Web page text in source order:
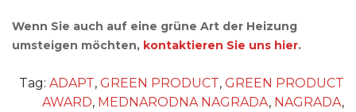
Wenn Sie auch auf eine grüne Art der Heizung
umsteigen möchten, kontaktieren Sie uns hier.
Tag: ADAPT, GREEN PRODUCT, GREEN PRODUCT
AWARD, MEDNARODNA NAGRADA, NAGRADA,